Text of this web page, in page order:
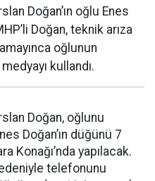
Doğan’ın oğlu Enes
Doğan, teknik arıza
oğlunun
kullandı.
Doğan, oğlunu
Doğan’ın düğünü 7
Konağı’nda yapılacak.
telefonunu